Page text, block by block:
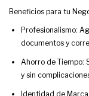
Beneficios para tu
Profesionalismo:
documentos y
Ahorro de Tiempo:
y sin
Identidad de